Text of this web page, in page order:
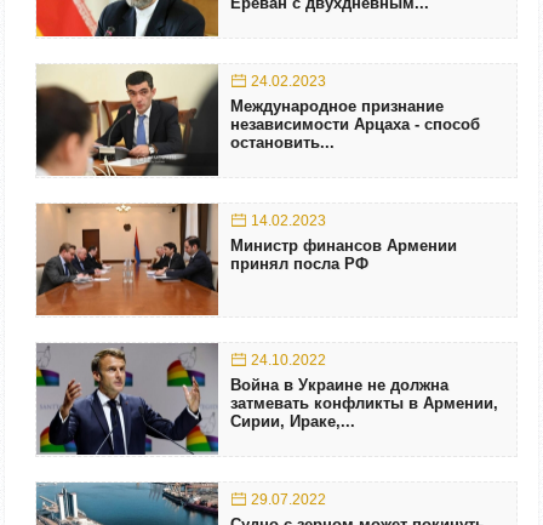
24.02.2023
Международное признание
независимости Арцаха - способ
остановить...
14.02.2023
Министр финансов Армении
принял посла РФ
24.10.2022
Война в Украине не должна
затмевать конфликты в Армении,
Сирии, Ираке,...
29.07.2022